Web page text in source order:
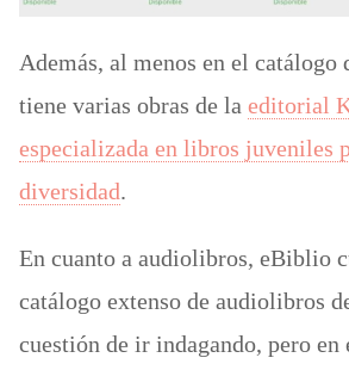
Además, al menos en el catálogo
tiene varias obras de la editorial
especializada en libros juveniles
diversidad.
En cuanto a audiolibros, eBiblio
catálogo extenso de audiolibros
cuestión de ir indagando, pero en